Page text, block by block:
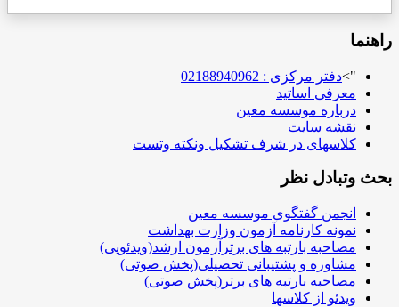
راهنما
">دفتر مرکزی : 02188940962
معرفی اساتید
درباره موسسه معین
نقشه سایت
کلاسهای در شرف تشکیل ونکته وتست
بحث وتبادل نظر
انجمن گفتگوی موسسه معین
نمونه کارنامه آزمون وزارت بهداشت
مصاحبه بارتبه های برترآزمون ارشد(ویدئویی)
مشاوره و پشتیبانی تحصیلی(پخش صوتی)
مصاحبه بارتبه های برتر(پخش صوتی)
ویدئو از کلاسها